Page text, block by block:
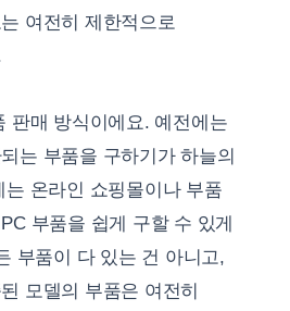
여전히 제한적으로
판매 방식이에요. 예전에는
는 부품을 구하기가 하늘의
는 온라인 쇼핑몰이나 부품
부품을 쉽게 구할 수 있게
부품이 다 있는 건 아니고,
모델의 부품은 여전히